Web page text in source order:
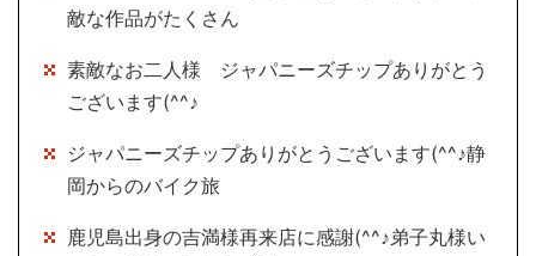
敵な作品がたくさん
素敵なお二人様 ジャパニーズチップありがとう
ございます(^^♪
ジャパニーズチップありがとうございます(^^♪静
岡からのバイク旅
鹿児島出身の吉満様再来店に感謝(^^♪弟子丸様い